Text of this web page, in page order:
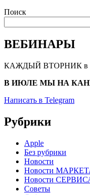
Поиск
ВЕБИНАРЫ
КАЖДЫЙ ВТОРНИК в
В ИЮЛЕ МЫ НА
Написать в Telegram
Рубрики
Apple
Без рубрики
Новости
Новости
Новости
Советы